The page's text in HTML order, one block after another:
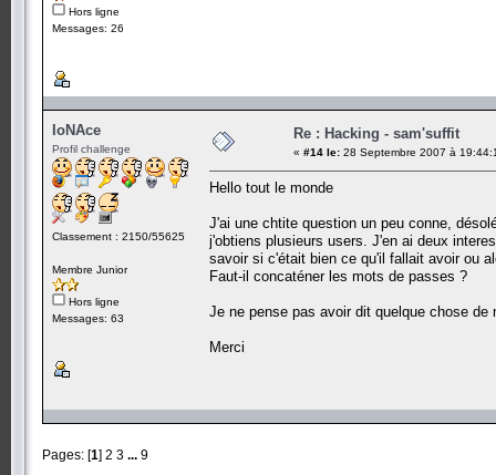
Hors ligne
Messages: 26
IoNAce
Profil challenge
Classement : 2150/55625
Membre Junior
Hors ligne
Messages: 63
Re : Hacking - sam'suffit
« #14 le: 28 Septembre 2007 à
Hello tout le monde
J'ai une chtite question un peu conne,
j'obtiens plusieurs users. J'en ai deux
savoir si c'était bien ce qu'il fallait avoir ou
Faut-il concaténer les mots de passes ?
Je ne pense pas avoir dit quelque chose
Merci
Pages: [1] 2 3 ... 9